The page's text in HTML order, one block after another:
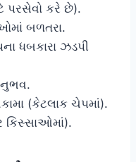
પરસેવો કરે છે).
બળતરા.
ધબકારા ઝડપી
(કેટલાક ચેપમાં).
કિસ્સાઓમાં).